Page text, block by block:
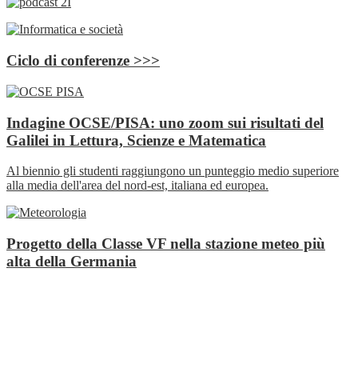
Ciclo di conferenze >>>
Indagine OCSE/PISA: uno zoom sui risultati del
Galilei in Lettura, Scienze e Matematica
Al biennio gli studenti raggiungono un punteggio medio superiore
alla media dell'area del nord-est, italiana ed europea.
Progetto della Classe VF nella stazione meteo più
alta della Germania